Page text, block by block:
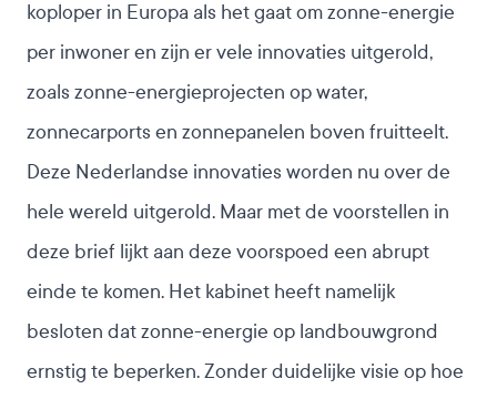
koploper in Europa als het gaat om zonne-energie
per inwoner en zijn er vele innovaties uitgerold,
zoals zonne-energieprojecten op water,
zonnecarports en zonnepanelen boven fruitteelt.
Deze Nederlandse innovaties worden nu over de
hele wereld uitgerold. Maar met de voorstellen in
deze brief lijkt aan deze voorspoed een abrupt
einde te komen. Het kabinet heeft namelijk
besloten dat zonne-energie op landbouwgrond
ernstig te beperken. Zonder duidelijke visie op hoe